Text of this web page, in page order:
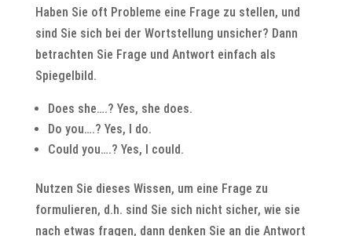
Haben Sie oft Probleme eine Frage zu stellen, und
sind Sie sich bei der Wortstellung unsicher? Dann
betrachten Sie Frage und Antwort einfach als
Spiegelbild.
Does she….? Yes, she does.
Do you….? Yes, I do.
Could you….? Yes, I could.
Nutzen Sie dieses Wissen, um eine Frage zu
formulieren, d.h. sind Sie sich nicht sicher, wie sie
nach etwas fragen, dann denken Sie an die Antwort